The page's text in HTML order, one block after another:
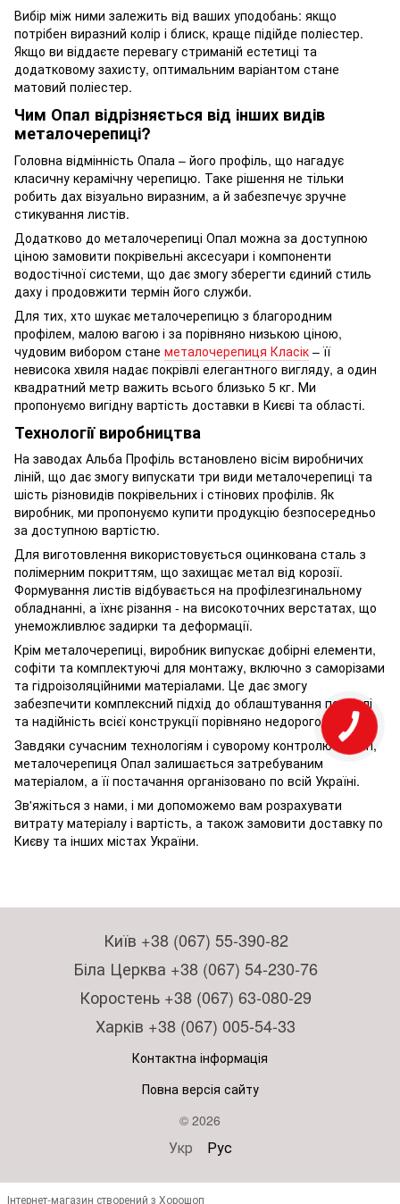
Вибір між ними залежить від ваших уподобань: якщо
потрібен виразний колір і блиск, краще підійде поліестер.
Якщо ви віддаєте перевагу стриманій естетиці та
додатковому захисту, оптимальним варіантом стане
матовий поліестер.
Чим Опал відрізняється від інших видів
металочерепиці?
Головна відмінність Опала – його профіль, що нагадує
класичну керамічну черепицю. Таке рішення не тільки
робить дах візуально виразним, а й забезпечує зручне
стикування листів.
Додатково до металочерепиці Опал можна за доступною
ціною замовити покрівельні аксесуари і компоненти
водостічної системи, що дає змогу зберегти єдиний стиль
даху і продовжити термін його служби.
Для тих, хто шукає металочерепицю з благородним
профілем, малою вагою і за порівняно низькою ціною,
чудовим вибором стане металочерепиця Класік – її
невисока хвиля надає покрівлі елегантного вигляду, а один
квадратний метр важить всього близько 5 кг. Ми
пропонуємо вигідну вартість доставки в Києві та області.
Технології виробництва
На заводах Альба Профіль встановлено вісім виробничих
ліній, що дає змогу випускати три види металочерепиці та
шість різновидів покрівельних і стінових профілів. Як
виробник, ми пропонуємо купити продукцію безпосередньо
за доступною вартістю.
Для виготовлення використовується оцинкована сталь з
полімерним покриттям, що захищає метал від корозії.
Формування листів відбувається на профілезгинальному
обладнанні, а їхнє різання - на високоточних верстатах, що
унеможливлює задирки та деформації.
Крім металочерепиці, виробник випускає добірні елементи,
софіти та комплектуючі для монтажу, включно з саморізами
та гідроізоляційними матеріалами. Це дає змогу
забезпечити комплексний підхід до облаштування покрівлі
та надійність всієї конструкції порівняно недорого.
Завдяки сучасним технологіям і суворому контролю якості,
металочерепиця Опал залишається затребуваним
матеріалом, а її постачання організовано по всій Україні.
Зв'яжіться з нами, і ми допоможемо вам розрахувати
витрату матеріалу і вартість, а також замовити доставку по
Києву та інших містах України.
Київ +38 (067) 55-390-82
Біла Церква +38 (067) 54-230-76
Коростень +38 (067) 63-080-29
Харків +38 (067) 005-54-33
Контактна інформація
Повна версія сайту
© 2026
Укр Рус
Інтернет-магазин створений з Хорошоп